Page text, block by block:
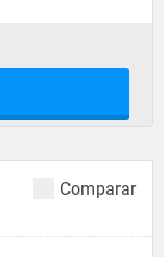
Comparar